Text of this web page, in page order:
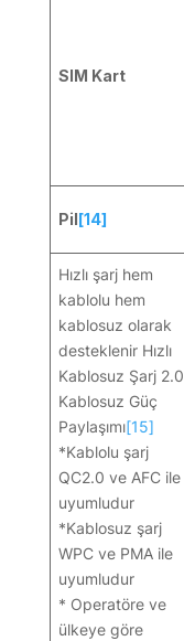
SIM Kart
Pil[14]
Hızlı şarj hem
kablolu hem
kablosuz olarak
desteklenir Hızlı
Kablosuz Şarj 2.0
Kablosuz Güç
Paylaşımı[15]
*Kablolu şarj
QC2.0 ve AFC ile
uyumludur
*Kablosuz şarj
WPC ve PMA ile
uyumludur
* Operatöre ve
ülkeye göre